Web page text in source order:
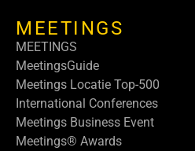
MEETINGS
MEETINGS
MeetingsGuide
Meetings Locatie Top-500
International Conferences
Meetings Business Event
Meetings® Awards